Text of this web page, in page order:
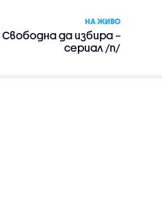
НА ЖИВО
Свободна да избира –
сериал /п/